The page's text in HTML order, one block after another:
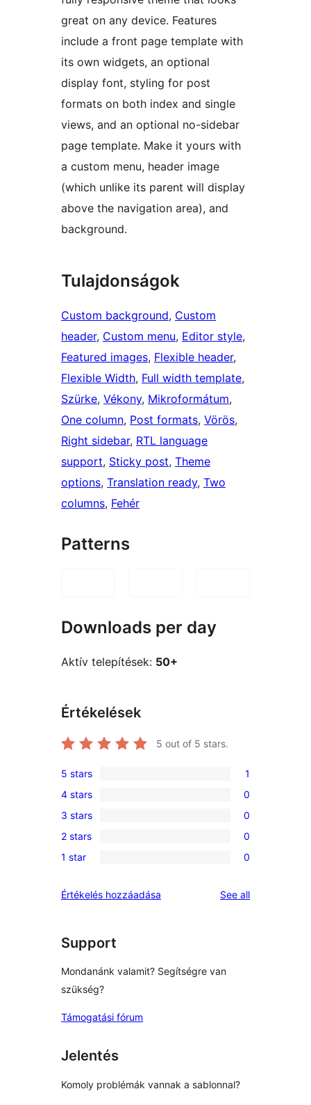
great on any device. Features
include a front page template with
its own widgets, an optional
display font, styling for post
formats on both index and single
views, and an optional no-sidebar
page template. Make it yours with
a custom menu, header image
(which unlike its parent will display
above the navigation area), and
background.
Tulajdonságok
Custom background, Custom
header, Custom menu, Editor style
Featured images, Flexible header
Flexible Width, Full width template
Szürke, Vékony, Mikroformátum
One column, Post formats, Vörös
Right sidebar, RTL language
support, Sticky post, Theme
options, Translation ready, Two
columns, Fehér
Patterns
Downloads per day
Aktív telepítések: 50+
Értékelések
5 out of 5 stars.
1
5-
star
review
5 stars 1
0
4-
star
reviews
4 stars 0
0
3-
star
3 stars 0
0
2-
reviews
2 stars 0
0
star
1 star 0
Értékelés hozzáadása See allreviews
Support
Mondanánk valamit? Segítségre van
szükség?
Támogatási fórum
Jelentés
Komoly problémák vannak a sablonnal?